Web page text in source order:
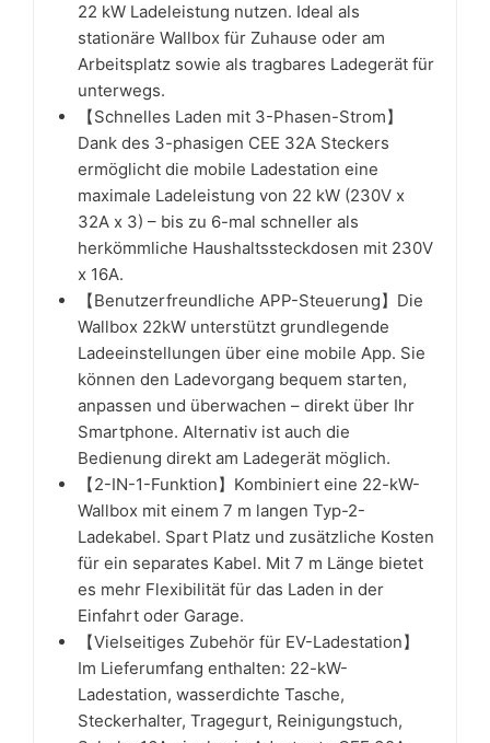
22 kW Ladeleistung nutzen. Ideal als
stationäre Wallbox für Zuhause oder am
Arbeitsplatz sowie als tragbares Ladegerät für
unterwegs.
【Schnelles Laden mit 3-Phasen-Strom】
Dank des 3-phasigen CEE 32A Steckers
ermöglicht die mobile Ladestation eine
maximale Ladeleistung von 22 kW (230V x
32A x 3) – bis zu 6-mal schneller als
herkömmliche Haushaltssteckdosen mit 230V
x 16A.
【Benutzerfreundliche APP-Steuerung】Die
Wallbox 22kW unterstützt grundlegende
Ladeeinstellungen über eine mobile App. Sie
können den Ladevorgang bequem starten,
anpassen und überwachen – direkt über Ihr
Smartphone. Alternativ ist auch die
Bedienung direkt am Ladegerät möglich.
【2-IN-1-Funktion】Kombiniert eine 22-kW-
Wallbox mit einem 7 m langen Typ-2-
Ladekabel. Spart Platz und zusätzliche Kosten
für ein separates Kabel. Mit 7 m Länge bietet
es mehr Flexibilität für das Laden in der
Einfahrt oder Garage.
【Vielseitiges Zubehör für EV-Ladestation】
Im Lieferumfang enthalten: 22-kW-
Ladestation, wasserdichte Tasche,
Steckerhalter, Tragegurt, Reinigungstuch,